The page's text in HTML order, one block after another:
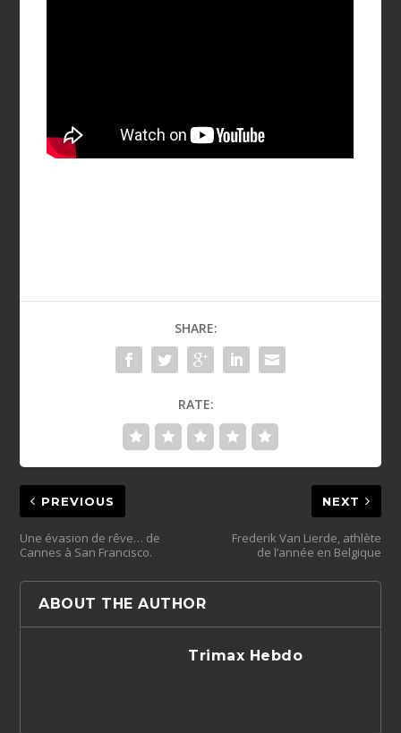
SHARE:
RATE:
PREVIOUS
Une évasion de rêve… de
Cannes à San Francisco.
NEXT
Frederik Van Lierde, athlète
de l’année en Belgique
ABOUT THE AUTHOR
Trimax Hebdo